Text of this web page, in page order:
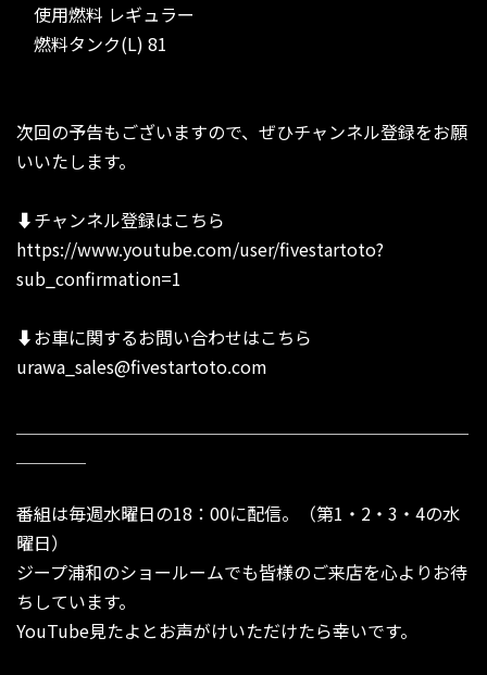
使用燃料 レギュラー
燃料タンク(L) 81
次回の予告もございますので、ぜひチャンネル登録をお願
いいたします。
⬇︎チャンネル登録はこちら
https://www.youtube.com/user/fivestartoto?
sub_confirmation=1
⬇︎お車に関するお問い合わせはこちら
urawa_sales@fivestartoto.com
番組は毎週水曜日の18：00に配信。（第1・2・3・4の水
曜日）
ジープ浦和のショールームでも皆様のご来店を心よりお待
ちしています。
YouTube見たよとお声がけいただけたら幸いです。